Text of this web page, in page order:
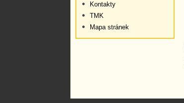
Kontakty
TMK
Mapa stránek